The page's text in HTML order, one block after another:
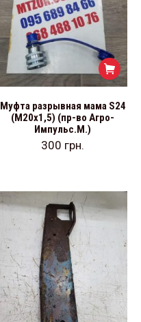
Муфта разрывная мама S24
(М20х1,5) (пр-во Агро-
Импульс.М.)
300 грн.